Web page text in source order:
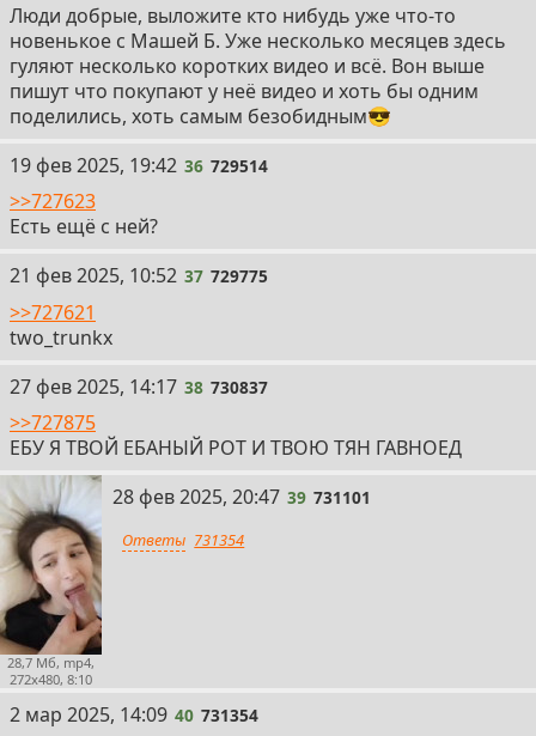
Люди добрые, выложите кто нибудь уже что-то
новенькое с Машей Б. Уже несколько месяцев здесь
гуляют несколько коротких видео и всё. Вон выше
пишут что покупают у неё видео и хоть бы одним
поделились, хоть самым безобидным😎
36
19 фев 2025, 19:42 36 729514
>>727623
Есть ещё с ней?
37
21 фев 2025, 10:52 37 729775
>>727621
two_trunkx
38
27 фев 2025, 14:17 38 730837
>>727875
ЕБУ Я ТВОЙ ЕБАНЫЙ РОТ И ТВОЮ ТЯН ГАВНОЕД
28,7 Мб, mp4,
272x480, 8:10
39
28 фев 2025, 20:47 39 731101
Ответы 731354
40
2 мар 2025, 14:09 40 731354